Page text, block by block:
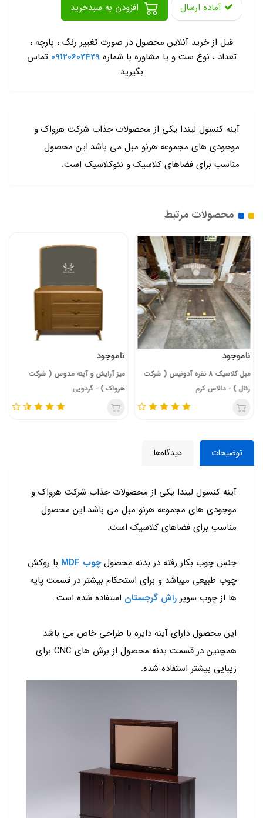
آماده ارسال
قبل از خرید آنلاین محصول در صورت تغییر رنگ ، پارچه ،
تعداد ، نوع ست و یا مشاوره با شماره09120602429 تماس
بگیرید
آینه کنسول لیندا یکی از محصولات جذاب شرکت هرواک و
موجودی های مجموعه هرنو مبل می باشد.این محصول
مناسب برای فضاهای کلاسیک و نئوکلاسیک است.
محصولات مرتبط
ناموجود
مبل کلاسیک 8 نفره آدونیس ( شرکت
رئال ) - دالاس کرم
ناموجود
میز آرایش و آینه مدوس ( شرکت
هرواک ) - گردویی
توضیحات دیدگاه‌ها
آینه کنسول لیندا یکی از محصولات جذاب شرکت هرواک و
موجودی های مجموعه هرنو مبل می باشد.این محصول
مناسب برای فضاهای کلاسیک است.
جنس چوب بکار رفته در بدنه محصولچوب MDF
با روکش
چوب طبیعی میباشد و برای استحکام بیشتر در قسمت پایه
ها از چوب سوپر راش گرجستان استفاده شده است.
این محصول دارای آینه دایره با طراحی خاص می باشد
همچنین در قسمت بدنه محصول از برش های CNC برای
زیبایی بیشتر استفاده شده.